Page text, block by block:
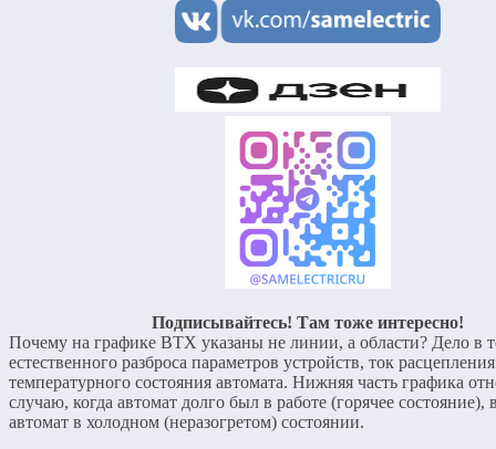
Подписывайтесь! Там тоже интересно!
Почему на графике ВТХ указаны не линии, а области? Дело в
естественного разброса параметров устройств, ток
температурного состояния автомата. Нижняя часть графика
случаю, когда автомат долго был в работе (горячее
автомат в холодном (неразогретом) состоянии.